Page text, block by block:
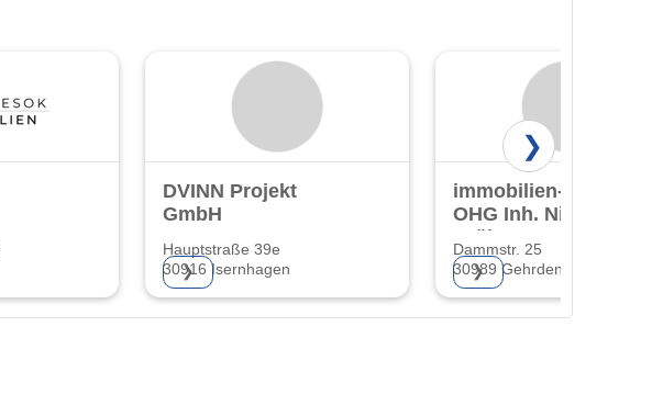
DVINN Projekt
GmbH
Hauptstraße 39e
30916 Isernhagen
❯
immobilien- wolf
OHG Inh. Nicole
Kröher e.K.
Dammstr. 25
30989 Gehrden
❯
❯